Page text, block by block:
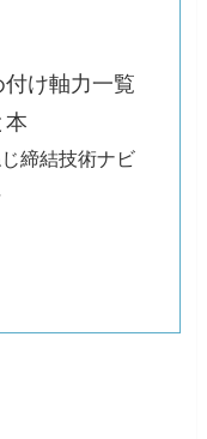
け軸力一覧
本
締結技術ナビ